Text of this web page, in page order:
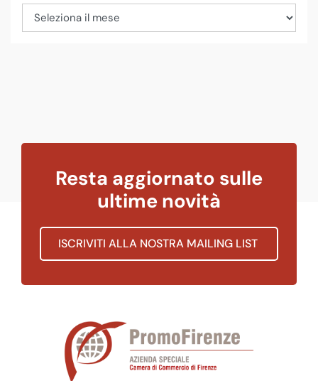
Resta aggiornato sulle
ultime novità
ISCRIVITI ALLA NOSTRA MAILING LIST